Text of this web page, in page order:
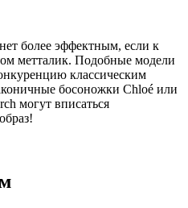
более эффектным, если к
метталик. Подобные модели
классическим
босоножки Chloé или
могут вписаться